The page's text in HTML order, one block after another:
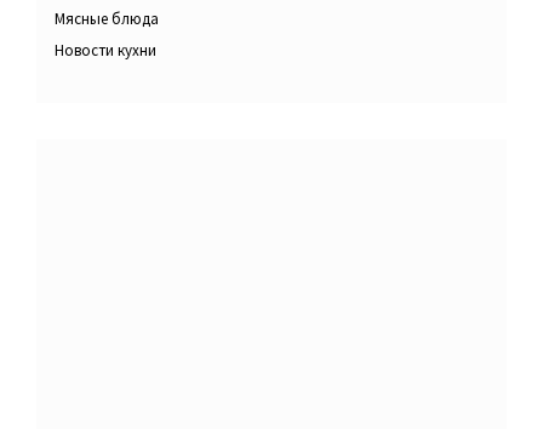
Мясные блюда
Новости кухни